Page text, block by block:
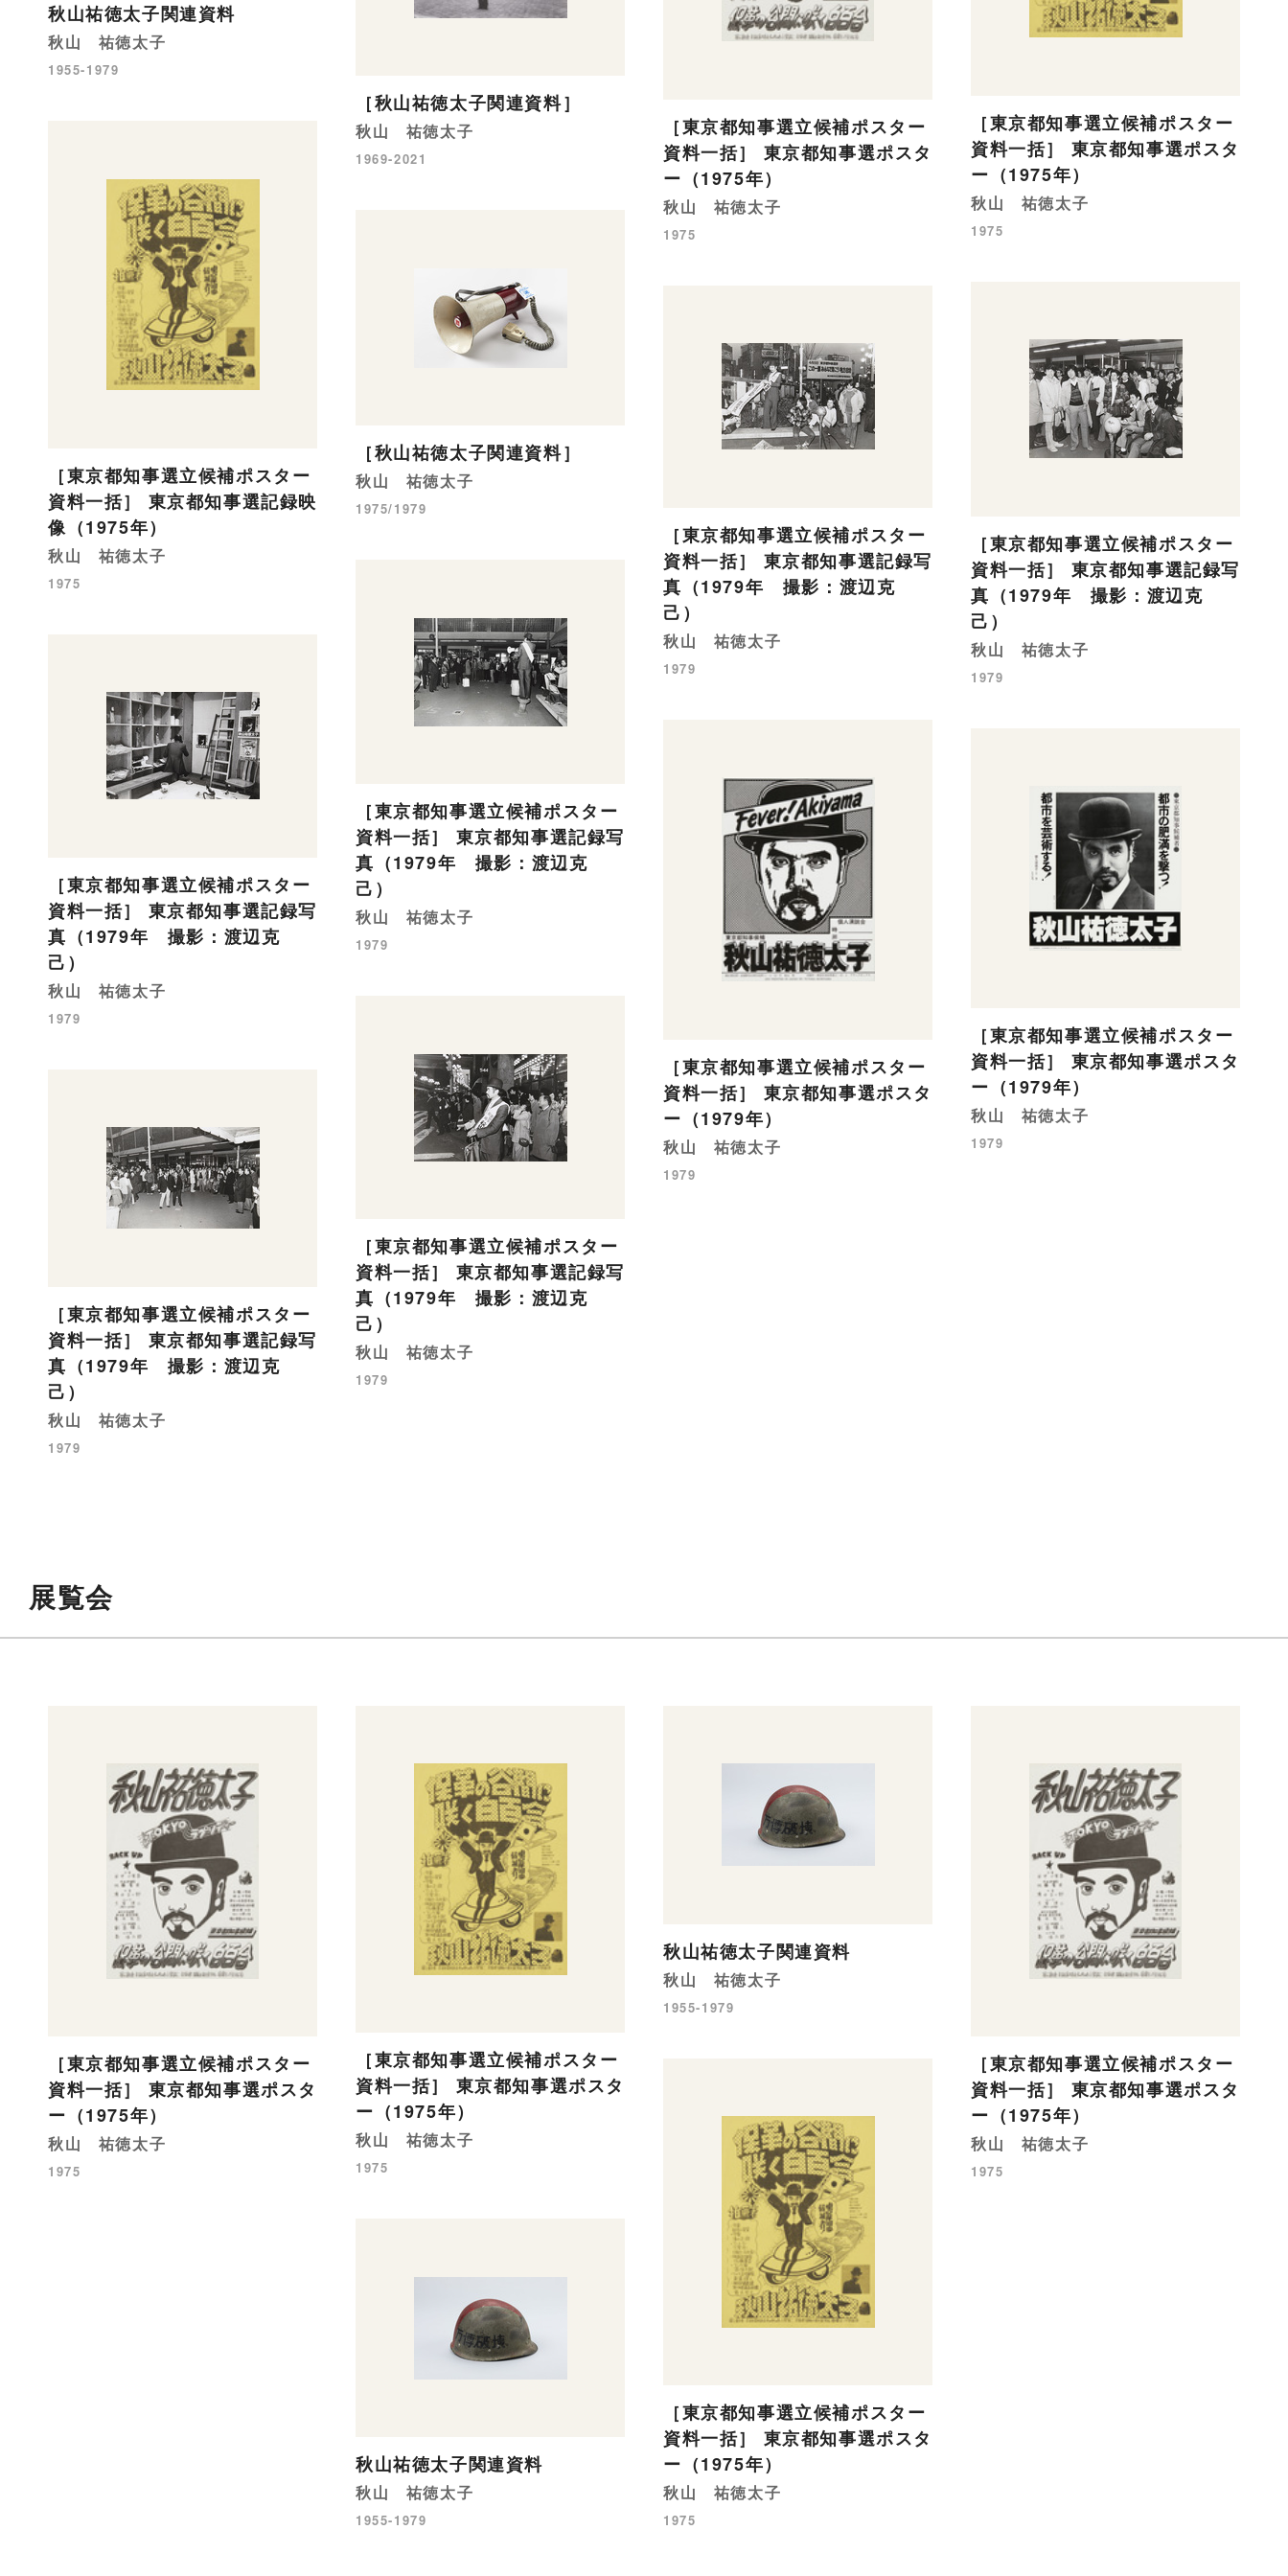
秋山祐徳太子関連資料
秋山 祐徳太子
1955-1979
［秋山祐徳太子関連資料］
秋山 祐徳太子
1969-2021
［東京都知事選立候補ポスター
資料一括］ 東京都知事選ポスタ
ー（1975年）
秋山 祐徳太子
1975
［東京都知事選立候補ポスター
資料一括］ 東京都知事選ポスタ
ー（1975年）
秋山 祐徳太子
1975
［東京都知事選立候補ポスター
資料一括］ 東京都知事選記録映
像（1975年）
秋山 祐徳太子
1975
［秋山祐徳太子関連資料］
秋山 祐徳太子
1975/1979
［東京都知事選立候補ポスター
資料一括］ 東京都知事選記録写
真（1979年 撮影：渡辺克
己）
秋山 祐徳太子
1979
［東京都知事選立候補ポスター
資料一括］ 東京都知事選記録写
真（1979年 撮影：渡辺克
己）
秋山 祐徳太子
1979
［東京都知事選立候補ポスター
資料一括］ 東京都知事選記録写
真（1979年 撮影：渡辺克
己）
秋山 祐徳太子
1979
［東京都知事選立候補ポスター
資料一括］ 東京都知事選記録写
真（1979年 撮影：渡辺克
己）
秋山 祐徳太子
1979
［東京都知事選立候補ポスター
資料一括］ 東京都知事選ポスタ
ー（1979年）
秋山 祐徳太子
1979
［東京都知事選立候補ポスター
資料一括］ 東京都知事選ポスタ
ー（1979年）
秋山 祐徳太子
1979
［東京都知事選立候補ポスター
資料一括］ 東京都知事選記録写
真（1979年 撮影：渡辺克
己）
秋山 祐徳太子
1979
［東京都知事選立候補ポスター
資料一括］ 東京都知事選記録写
真（1979年 撮影：渡辺克
己）
秋山 祐徳太子
1979
展覧会
［東京都知事選立候補ポスター
資料一括］ 東京都知事選ポスタ
ー（1975年）
秋山 祐徳太子
1975
［東京都知事選立候補ポスター
資料一括］ 東京都知事選ポスタ
ー（1975年）
秋山 祐徳太子
1975
秋山祐徳太子関連資料
秋山 祐徳太子
1955-1979
［東京都知事選立候補ポスター
資料一括］ 東京都知事選ポスタ
ー（1975年）
秋山 祐徳太子
1975
［東京都知事選立候補ポスター
資料一括］ 東京都知事選ポスタ
ー（1975年）
秋山 祐徳太子
1975
秋山祐徳太子関連資料
秋山 祐徳太子
1955-1979